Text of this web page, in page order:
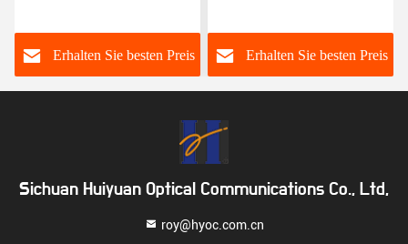
Jacke des Kern-G.652D
Erhalten Sie besten Preis
MicroBundle Kabel des
Kern-G.657A1
Erhalten Sie besten Preis
Sichuan Huiyuan Optical Communications Co., Ltd,
roy@hyoc.com.cn